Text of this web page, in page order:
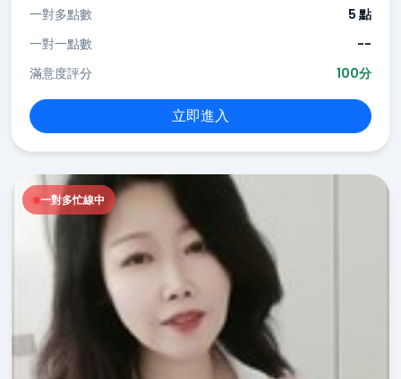
一對多點數
5 點
一對一點數
--
滿意度評分
100分
立即進入
一對多忙線中